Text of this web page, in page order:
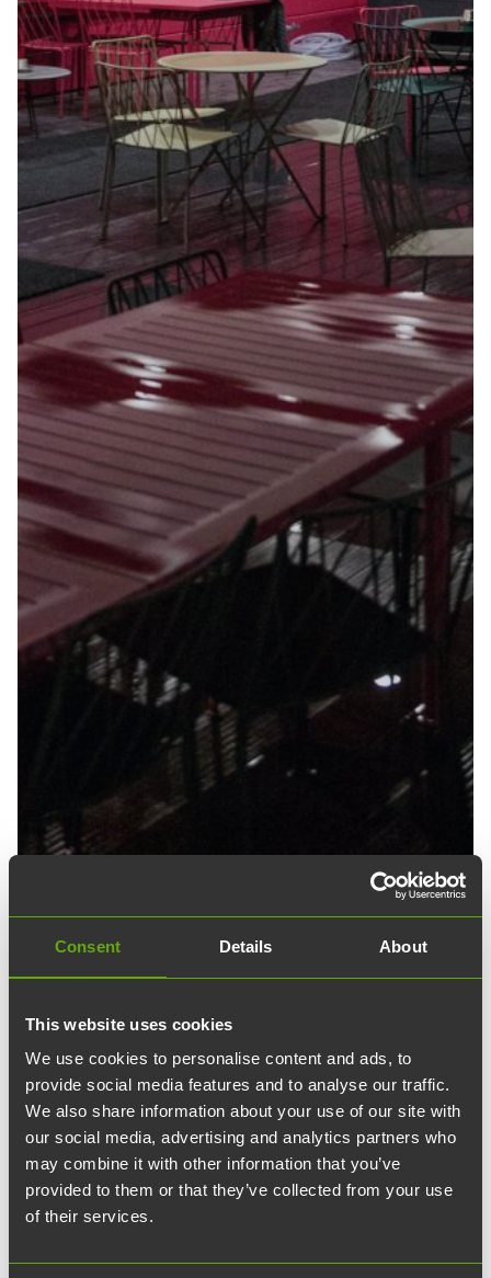
Consent Details About
This website uses cookies
We use cookies to personalise content and ads, to
provide social media features and to analyse our traffic.
We also share information about your use of our site with
our social media, advertising and analytics partners who
may combine it with other information that you’ve
provided to them or that they’ve collected from your use
of their services.
Pikkujoulut Turun
Tiedepuistossa
Haluatko järjestää pikkujoulut helposti ja
nopeasti?